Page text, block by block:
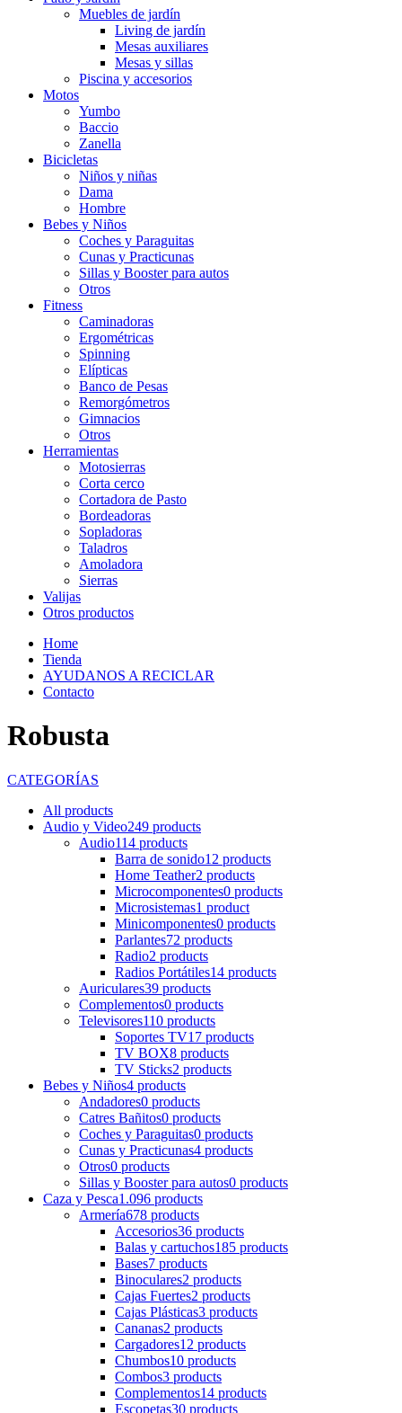
Muebles de jardín
Living de jardín
Mesas auxiliares
Mesas y sillas
Piscina y accesorios
Motos
Yumbo
Baccio
Zanella
Bicicletas
Niños y niñas
Dama
Hombre
Bebes y Niños
Coches y Paraguitas
Cunas y Practicunas
Sillas y Booster para autos
Otros
Fitness
Caminadoras
Ergométricas
Spinning
Elípticas
Banco de Pesas
Remorgómetros
Gimnacios
Otros
Herramientas
Motosierras
Corta cerco
Cortadora de Pasto
Bordeadoras
Sopladoras
Taladros
Amoladora
Sierras
Valijas
Otros productos
Home
Tienda
AYUDANOS A RECICLAR
Contacto
Robusta
CATEGORÍAS
All products
Audio y Video249 products
Audio114 products
Barra de sonido12 products
Home Teather2 products
Microcomponentes0 products
Microsistemas1 product
Minicomponentes0 products
Parlantes72 products
Radio2 products
Radios Portátiles14 products
Auriculares39 products
Complementos0 products
Televisores110 products
Soportes TV17 products
TV BOX8 products
TV Sticks2 products
Bebes y Niños4 products
Andadores0 products
Catres Bañitos0 products
Coches y Paraguitas0 products
Cunas y Practicunas4 products
Otros0 products
Sillas y Booster para autos0 products
Caza y Pesca1.096 products
Armería678 products
Accesorios36 products
Balas y cartuchos185 products
Bases7 products
Binoculares2 products
Cajas Fuertes2 products
Cajas Plásticas3 products
Cananas2 products
Cargadores12 products
Chumbos10 products
Combos3 products
Complementos14 products
Escopetas30 products